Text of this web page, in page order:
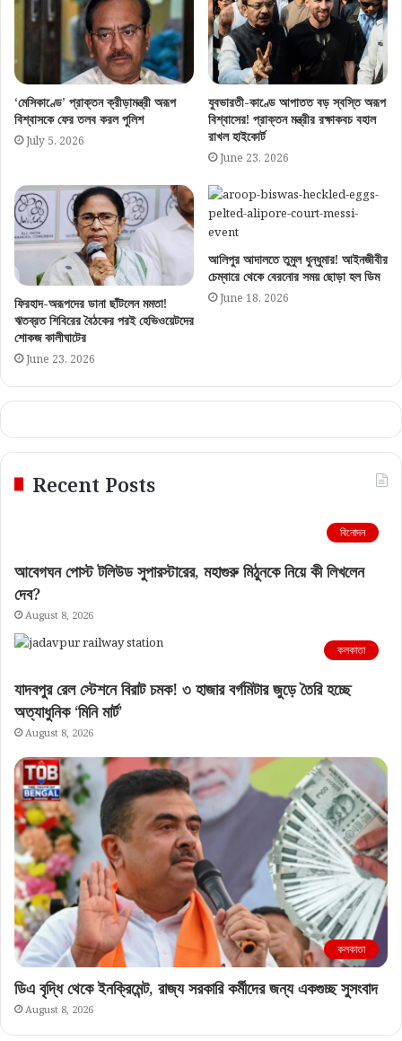
‘মেসিকাণ্ডে’ প্রাক্তন ক্রীড়ামন্ত্রী অরূপ
বিশ্বাসকে ফের তলব করল পুলিশ
July 5, 2026
যুবভারতী-কাণ্ডে আপাতত বড় স্বস্তি অরূপ
বিশ্বাসের! প্রাক্তন মন্ত্রীর রক্ষাকবচ বহাল
রাখল হাইকোর্ট
June 23, 2026
ফিরহাদ-অরূপদের ডানা ছাঁটলেন মমতা!
ঋতব্রত শিবিরের বৈঠকের পরই হেভিওয়েটদের
শোকজ কালীঘাটের
June 23, 2026
আলিপুর আদালতে তুমুল ধুন্ধুমার! আইনজীবীর
চেম্বারে থেকে বেরনোর সময় ছোড়া হল ডিম
June 18, 2026
Recent Posts
বিনোদন
আবেগঘন পোস্ট টলিউড সুপারস্টারের, মহাগুরু মিঠুনকে নিয়ে কী লিখলেন
দেব?
August 8, 2026
কলকাতা
যাদবপুর রেল স্টেশনে বিরাট চমক! ৩ হাজার বর্গমিটার জুড়ে তৈরি হচ্ছে
অত্যাধুনিক ‘মিনি মার্ট’
August 8, 2026
কলকাতা
ডিএ বৃদ্ধি থেকে ইনক্রিমেন্ট, রাজ্য সরকারি কর্মীদের জন্য একগুচ্ছ সুসংবাদ
August 8, 2026